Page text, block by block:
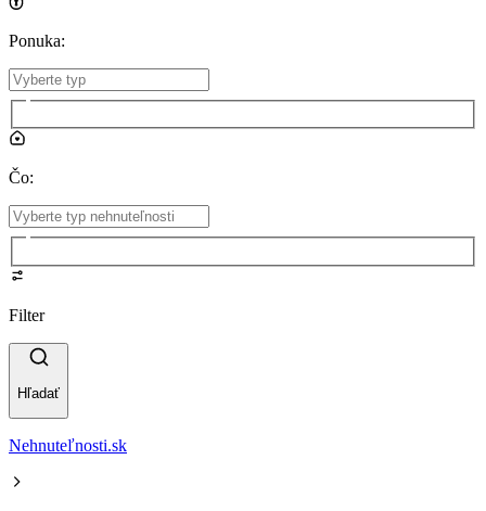
Ponuka:
Čo:
Filter
Hľadať
Nehnuteľnosti.sk